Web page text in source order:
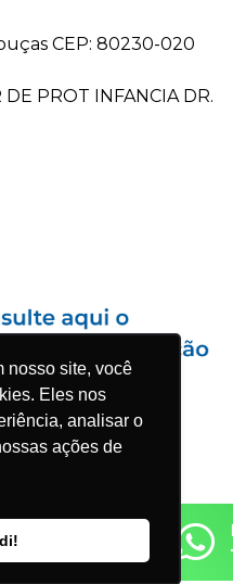
nosso site, você
Eles nos
analisar o
ações de
CEP: 80230-020
PROT INFANCIA DR.
- Todos os direitos